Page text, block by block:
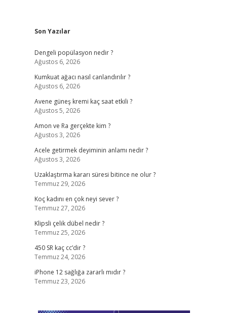
Sidebar
Son Yazılar
Dengeli popülasyon nedir ?
Ağustos 6, 2026
Kumkuat ağacı nasıl canlandırılır ?
Ağustos 6, 2026
Avene güneş kremi kaç saat etkili ?
Ağustos 5, 2026
Amon ve Ra gerçekte kim ?
Ağustos 3, 2026
Acele getirmek deyiminin anlamı nedir ?
Ağustos 3, 2026
Uzaklaştırma kararı süresi bitince ne olur ?
Temmuz 29, 2026
Koç kadını en çok neyi sever ?
Temmuz 27, 2026
Klipsli çelik dübel nedir ?
Temmuz 25, 2026
450 SR kaç cc’dir ?
Temmuz 24, 2026
iPhone 12 sağlığa zararlı mıdır ?
Temmuz 23, 2026